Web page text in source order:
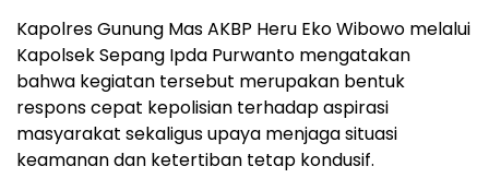
Kapolres Gunung Mas AKBP Heru Eko Wibowo melalui
Kapolsek Sepang Ipda Purwanto mengatakan
bahwa kegiatan tersebut merupakan bentuk
respons cepat kepolisian terhadap aspirasi
masyarakat sekaligus upaya menjaga situasi
keamanan dan ketertiban tetap kondusif.